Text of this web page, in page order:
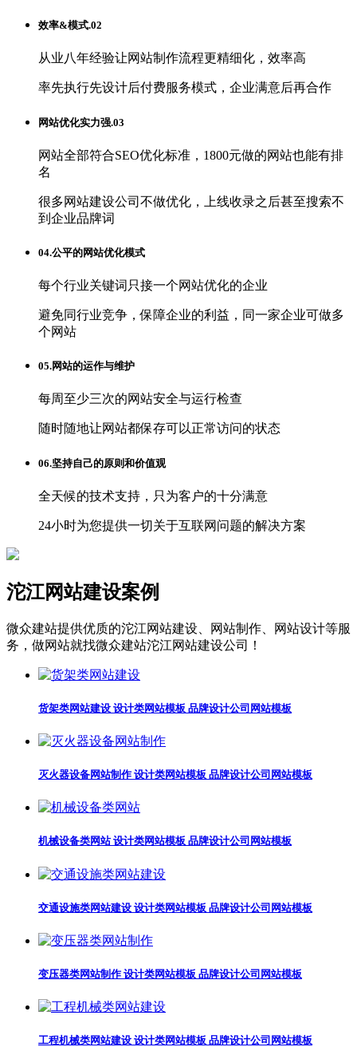
效率&模式.02
从业八年经验让网站制作流程更精细化，效率高
率先执行先设计后付费服务模式，企业满意后再合作
网站优化实力强.03
网站全部符合SEO优化标准，1800元做的网站也能有排
名
很多网站建设公司不做优化，上线收录之后甚至搜索不
到企业品牌词
04.公平的网站优化模式
每个行业关键词只接一个网站优化的企业
避免同行业竞争，保障企业的利益，同一家企业可做多
个网站
05.网站的运作与维护
每周至少三次的网站安全与运行检查
随时随地让网站都保存可以正常访问的状态
06.坚持自己的原则和价值观
全天候的技术支持，只为客户的十分满意
24小时为您提供一切关于互联网问题的解决方案
沱江网站建设案例
微众建站提供优质的沱江网站建设、网站制作、网站设计等服
务，做网站就找微众建站沱江网站建设公司！
货架类网站建设 设计类网站模板 品牌设计公司网站模板
灭火器设备网站制作 设计类网站模板 品牌设计公司网站模板
机械设备类网站 设计类网站模板 品牌设计公司网站模板
交通设施类网站建设 设计类网站模板 品牌设计公司网站模板
变压器类网站制作 设计类网站模板 品牌设计公司网站模板
工程机械类网站建设 设计类网站模板 品牌设计公司网站模板